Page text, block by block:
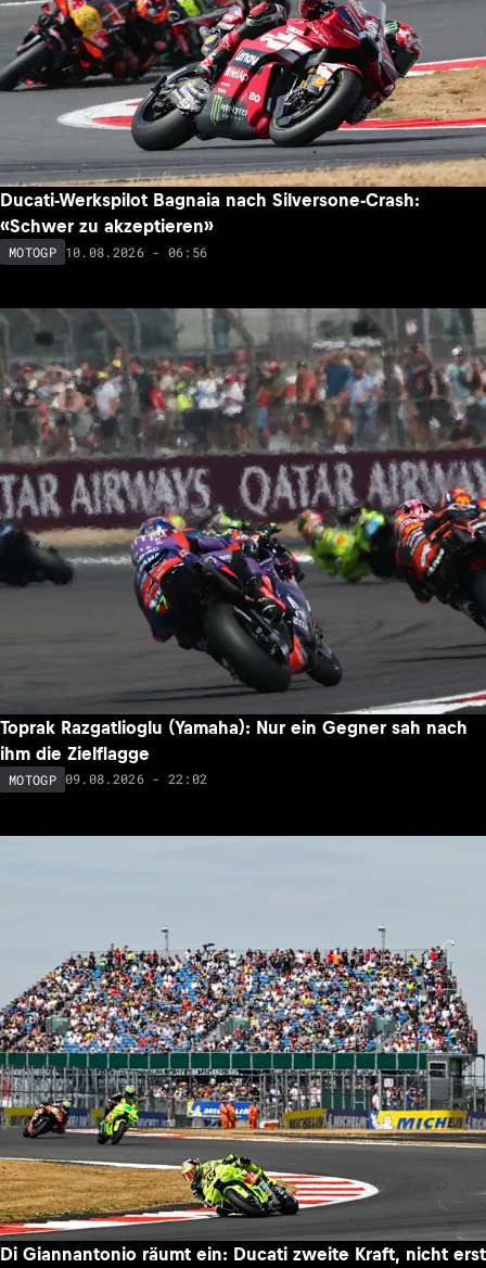
Ducati-Werkspilot Bagnaia nach Silversone-Crash:
«Schwer zu akzeptieren»
MOTOGP 10.08.2026 - 06:56
Toprak Razgatlioglu (Yamaha): Nur ein Gegner sah nach
ihm die Zielflagge
MOTOGP 09.08.2026 - 22:02
Di Giannantonio räumt ein: Ducati zweite Kraft, nicht erst